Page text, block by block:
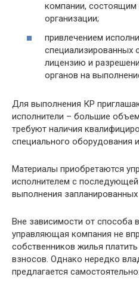
компании, состоящим
организации;
привлечением
специализированных
лицензию и
органов на
Для выполнения КР
исполнители – большие
требуют наличия
специального оборудования
Материалы приобретаются
исполнителем с
выполнения
Вне зависимости от способа
управляющая компания не
собственников жилья
взносов. Однако нередко
предлагается самостоятельно: